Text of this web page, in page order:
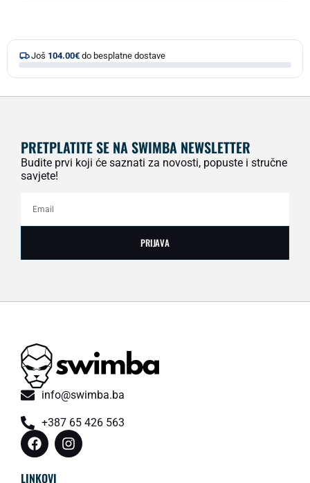
Još 104.00€ do besplatne dostave
PRETPLATITE SE NA SWIMBA NEWSLETTER
Budite prvi koji će saznati za novosti, popuste i stručne
savjete!
PRIJAVA
info@swimba.ba
+387 65 426 563
LINKOVI